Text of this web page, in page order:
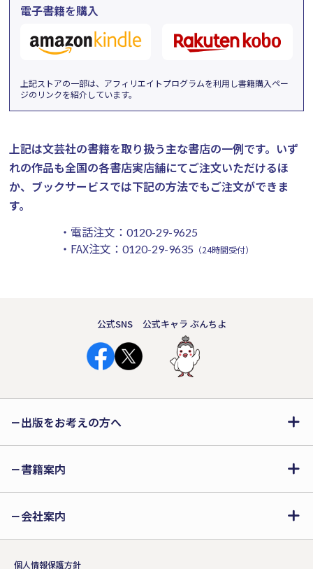
電子書籍を購入
上記ストアの一部は、アフィリエイトプログラムを利用し書籍購入ペー
ジのリンクを紹介しています。
上記は文芸社の書籍を取り扱う主な書店の一例です。 いず
れの作品も全国の各書店実店舗にてご注文いただけるほ
か、ブックサービスでは下記の方法でもご注文ができま
す。
・電話注文： 0120-29-9625
・FAX注文： 0120-29-9635 （24時間受付）
公式SNS 公式キャラ ぶんちよ
出版をお考えの方へ
書籍案内
会社案内
個人情報保護方針